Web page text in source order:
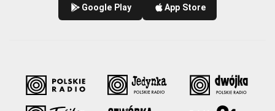
Google Play App Store